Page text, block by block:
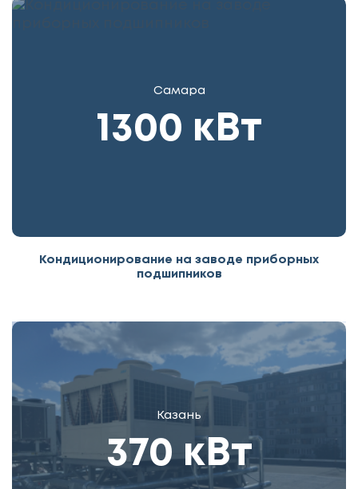
Самара
1300 кВт
Кондиционирование на заводе приборных
подшипников
Казань
370 кВт